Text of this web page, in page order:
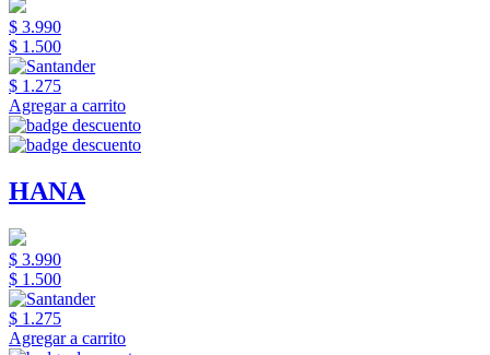
$ 3.990
$ 1.500
$ 1.275
Agregar a carrito
HANA
$ 3.990
$ 1.500
$ 1.275
Agregar a carrito